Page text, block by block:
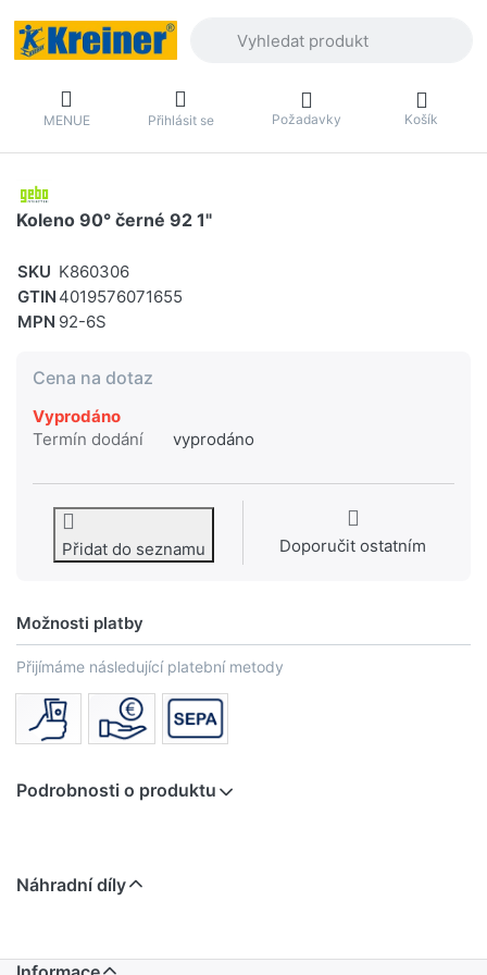
MENUE Přihlásit se Požadavky Košík
Koleno 90° černé 92 1"
SKU K860306
GTIN 4019576071655
MPN 92-6S
Cena na dotaz
Vyprodáno
Termín dodání
vyprodáno
Přidat do seznamu Doporučit ostatním
Možnosti platby
Přijímáme následující platební metody
Podrobnosti o produktu
Náhradní díly